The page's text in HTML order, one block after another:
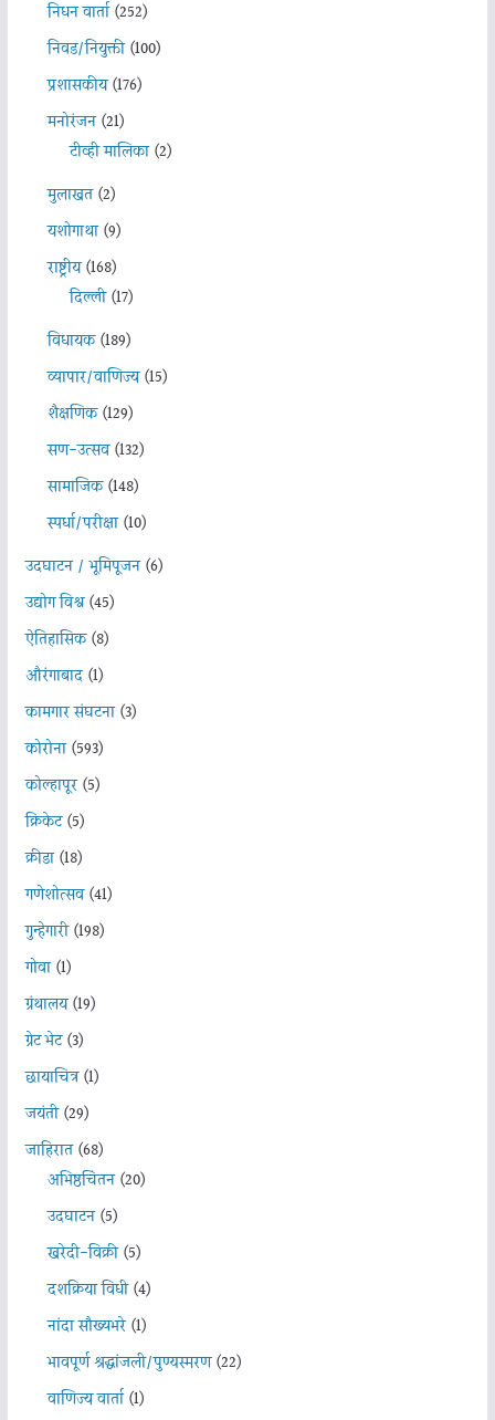
निधन वार्ता(252)
निवड/नियुक्ती(100)
प्रशासकीय(176)
मनोरंजन(21)
टीव्ही मालिका(2)
मुलाखत(2)
यशोगाथा(9)
राष्ट्रीय(168)
दिल्ली(17)
विधायक(189)
व्यापार/वाणिज्य(15)
शैक्षणिक(129)
सण-उत्सव(132)
सामाजिक(148)
स्पर्धा/परीक्षा(10)
उदघाटन / भूमिपूजन(6)
उद्योग विश्व(45)
ऐतिहासिक(8)
औरंगाबाद(1)
कामगार संघटना(3)
कोरोना(593)
कोल्हापूर(5)
क्रिकेट(5)
क्रीडा(18)
गणेशोत्सव(41)
गुन्हेगारी(198)
गोवा(1)
ग्रंथालय(19)
ग्रेट भेट(3)
छायाचित्र(1)
जयंती(29)
जाहिरात(68)
अभिष्ठचिंतन(20)
उदघाटन(5)
खरेदी-विक्री(5)
दशक्रिया विधी(4)
नांदा सौख्यभरे(1)
भावपूर्ण श्रद्धांजली/पुण्यस्मरण(22)
वाणिज्य वार्ता(1)